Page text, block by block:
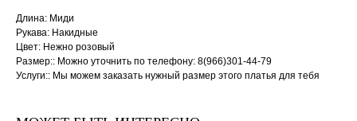
Длина: Миди
Рукава: Накидные
Цвет: Нежно розовый
Размер:: Можно уточнить по телефону: 8(966)301-44-79
Услуги:: Мы можем заказать нужный размер этого платья для тебя